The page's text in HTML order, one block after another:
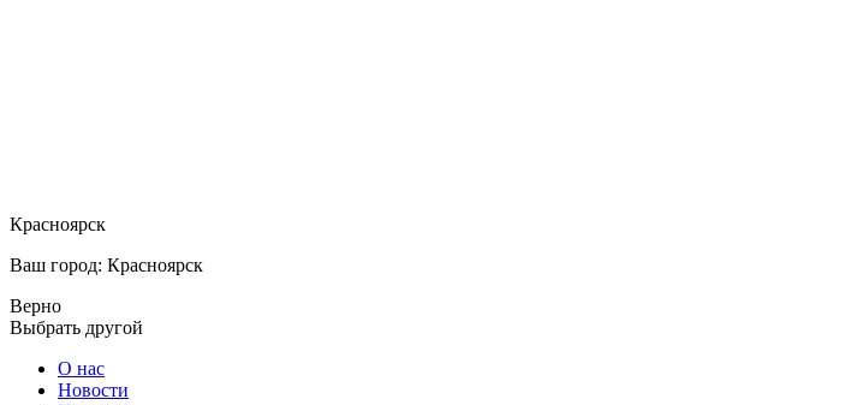
Красноярск
Ваш город: Красноярск
Верно
Выбрать другой
О нас
Новости